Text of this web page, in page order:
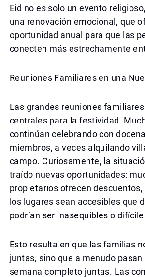
Eid no es solo un evento
una renovación emocional, que
oportunidad anual para que las
conecten más estrechamente
Reuniones Familiares en una
Las grandes reuniones
centrales para la festividad.
continúan celebrando con
miembros, a veces alquilando
campo. Curiosamente, la
traído nuevas oportunidades:
propietarios ofrecen descuentos,
los lugares sean accesibles que
podrían ser inasequibles o
Esto resulta en que las familias
juntas, sino que a menudo pasan
semana completo juntas. Las